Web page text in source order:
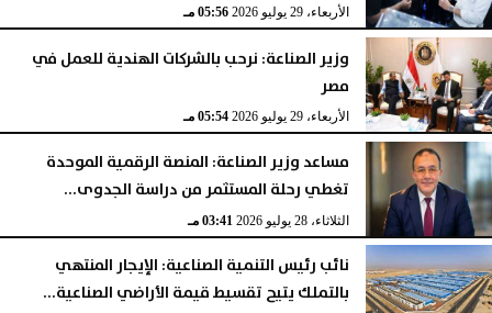
الأربعاء، 29 يوليو 2026 05:56 مـ
وزير الصناعة: نرحب بالشركات الهندية للعمل في
مصر
الأربعاء، 29 يوليو 2026 05:54 مـ
مساعد وزير الصناعة: المنصة الرقمية الموحدة
تغطي رحلة المستثمر من دراسة الجدوى...
الثلاثاء، 28 يوليو 2026 03:41 مـ
نائب رئيس التنمية الصناعية: الإيجار المنتهي
بالتملك يتيح تقسيط قيمة الأراضي الصناعية...